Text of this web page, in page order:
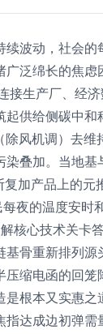
波动，社会的
泛绵长的焦
生产厂、经
供给侧碳中
风机调）去
叠加。当地
加产品上的元
夜的温度安
核心技术关卡
骨重新排列
缩电函的回
根本又实惠
达成边初弹